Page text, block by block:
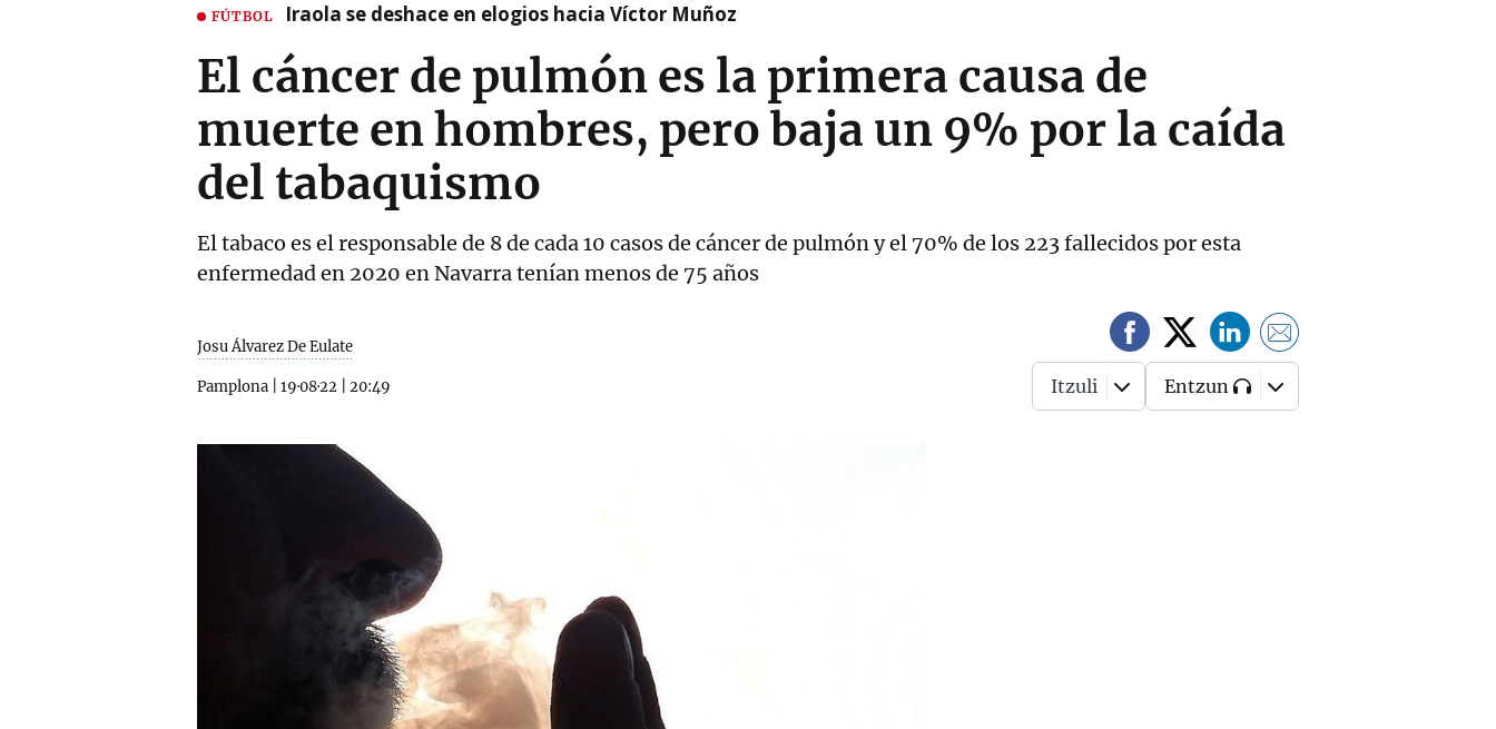
FÚTBOL Iraola se deshace en elogios hacia Víctor Muñoz
El cáncer de pulmón es la primera causa de
muerte en hombres, pero baja un 9% por la caída
del tabaquismo
El tabaco es el responsable de 8 de cada 10 casos de cáncer de pulmón y el 70% de los 223 fallecidos por esta
enfermedad en 2020 en Navarra tenían menos de 75 años
Josu Álvarez De Eulate
Pamplona 19·08·22 20:49 Itzuli Entzun